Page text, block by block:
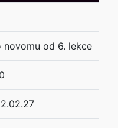
novomu od 6. lekce